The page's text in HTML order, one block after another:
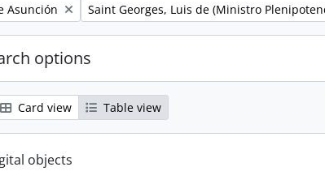
Asunción Remove filter:
Saint Georges, Luis de (Ministro
options
Card view Table view
objects